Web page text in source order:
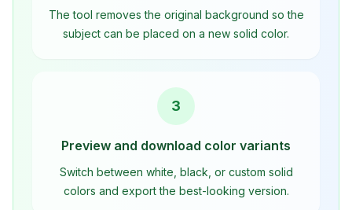
The tool removes the original background so the
subject can be placed on a new solid color.
3
Preview and download color variants
Switch between white, black, or custom solid
colors and export the best-looking version.